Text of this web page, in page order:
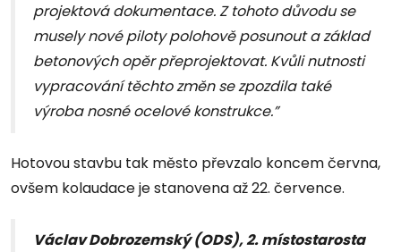
projektová dokumentace. Z tohoto důvodu se
musely nové piloty polohově posunout a základ
betonových opěr přeprojektovat. Kvůli nutnosti
vypracování těchto změn se zpozdila také
výroba nosné ocelové konstrukce.”
Hotovou stavbu tak město převzalo koncem června,
ovšem kolaudace je stanovena až 22. července.
Václav Dobrozemský (ODS), 2. místostarosta